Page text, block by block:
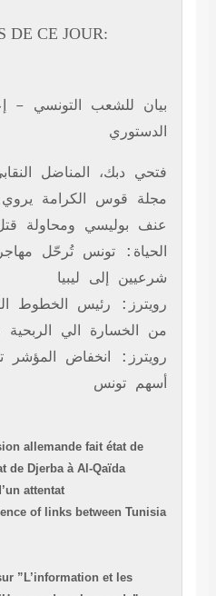
DE CE JOUR:
بيان للشعب التونسي –
الدستوري
فتحي دبك، المناضل
مجلة قوس الكرامة
عنف بوليسي ومحاولة
الحياة: تونس تُرحّل
شرعيين إلى ليبيا
رويترز: رئيس الخطوط
من الخسارة الي الربحية في
رويترز: انخفاض المؤشر
أسهم تونس
allemande fait état de
de Djerba à Al-Qaïda
attentat
of links between Tunisia
”L’information et les